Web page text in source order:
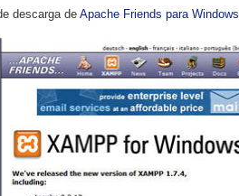
descarga de Apache Friends para Windows